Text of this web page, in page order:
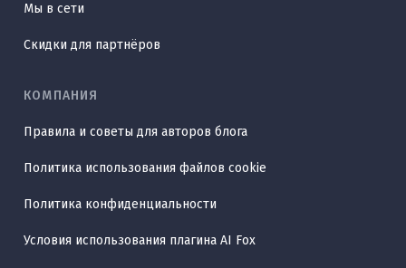
Мы в сети
Скидки для партнёров
КОМПАНИЯ
Правила и советы для авторов блога
Политика использования файлов cookie
Политика конфиденциальности
Условия использования плагина AI Fox